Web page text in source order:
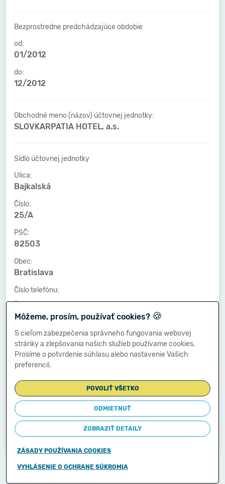
Bezprostredne predchádzajúce obdobie
od:
01/2012
do:
12/2012
Obchodné meno (názov) účtovnej jednotky:
SLOVKARPATIA HOTEL, a.s.
Sídlo účtovnej jednotky
Ulica:
Bajkalská
Číslo:
25/A
PSČ:
82503
Obec:
Bratislava
Číslo telefónu:
-
Číslo faxu:
-
E-mailová adresa:
-
Zostavená dňa:
31.03.2014
Schválená dňa:
-
Môžeme, prosím, používať cookies? 🍪
S cieľom zabezpečenia správneho fungovania webovej
stránky a zlepšovania našich služieb používame cookies.
Prosíme o potvrdenie súhlasu alebo nastavenie Vašich
preferencií.
POVOLIŤ VŠETKO
ODMIETNUŤ
ZOBRAZIŤ DETAILY
ZÁSADY POUŽÍVANIA COOKIES
VYHLÁSENIE O OCHRANE SÚKROMIA
Copyright © 2011-2026